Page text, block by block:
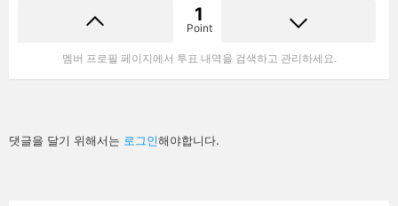
1
Point
멤버 프로필 페이지에서 투표 내역을 검색하고 관리하세요.
답
글
댓글을 달기 위해서는 로그인해야합니다.